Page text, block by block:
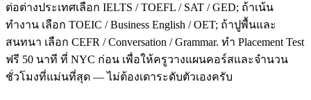
ต่อต่างประเทศเลือก IELTS / TOEFL / SAT / GED; ถ้าเน้น
ทำงาน เลือก TOEIC / Business English / OET; ถ้าปูพื้นและ
สนทนา เลือก CEFR / Conversation / Grammar. ทำ Placement Test
ฟรี 50 นาที ที่ NYC ก่อน เพื่อให้ครูวางแผนคอร์สและจำนวน
ชั่วโมงที่แม่นที่สุด — ไม่ต้องเดาระดับตัวเองครับ